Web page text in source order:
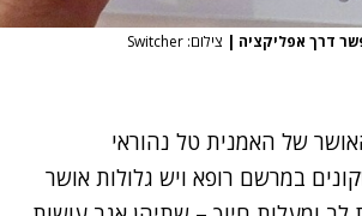
דרך אפליקציה | צילום: Switcher
של האמנית טל נהוראי
במרשם רופא ויש גלולות אושר